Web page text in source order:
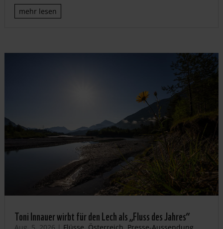
mehr lesen
Toni Innauer wirbt für den Lech als „Fluss des Jahres“